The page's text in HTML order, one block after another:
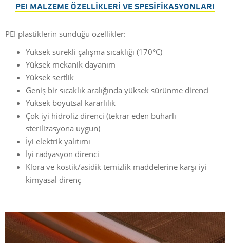
PEI MALZEME ÖZELLIKLERI VE SPESIFIKASYONLARI
PEI plastiklerin sunduğu özellikler:
Yüksek sürekli çalışma sıcaklığı (170°C)
Yüksek mekanik dayanım
Yüksek sertlik
Geniş bir sıcaklık aralığında yüksek sürünme direnci
Yüksek boyutsal kararlılık
Çok iyi hidroliz direnci (tekrar eden buharlı
sterilizasyona uygun)
İyi elektrik yalıtımı
İyi radyasyon direnci
Klora ve kostik/asidik temizlik maddelerine karşı iyi
kimyasal direnç